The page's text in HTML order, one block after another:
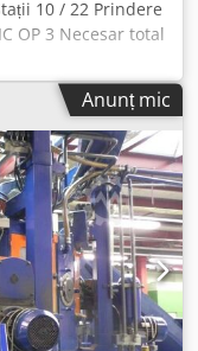
10 / 22 Prindere
OP 3 Necesar total
Tambară
de prelucrare
filetare, 5 unități
+ filetare),
puterea motorului
Dcsdpfxotqqlqe
robot de încărcare
bacuri),
Anunț mic